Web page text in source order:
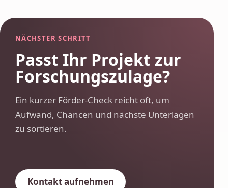
NÄCHSTER SCHRITT
Passt Ihr Projekt zur
Forschungszulage?
Ein kurzer Förder-Check reicht oft, um
Aufwand, Chancen und nächste Unterlagen
zu sortieren.
Kontakt aufnehmen